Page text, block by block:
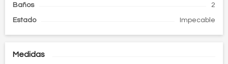
Baños 2
Estado Impecable
Medidas